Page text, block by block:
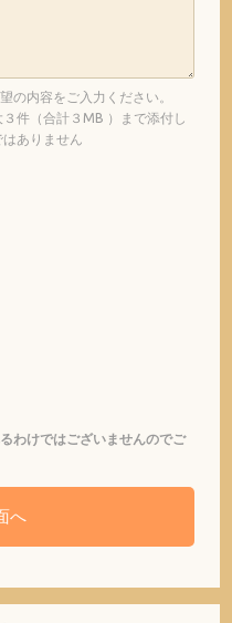
の内容をご入力ください。
件（合計３MB ）まで添付し
ありません
わけではございませんのでご